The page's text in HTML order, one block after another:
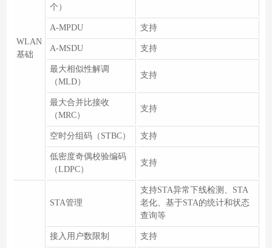
WLAN
基础
个）
A-MPDU 支持
A-MSDU 支持
最大相似性解调
（MLD）
支持
最大合并比接收
（MRC）
支持
空时分组码（STBC） 支持
低密度奇偶校验编码
（LDPC）
支持
STA管理
支持STA异常下线检测、STA
老化、基于STA的统计和状态
查询等
接入用户数限制 支持